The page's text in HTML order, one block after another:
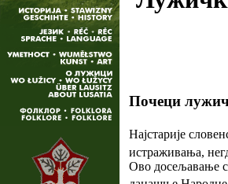
Почеци
Најстарије
истраживања,
Ово досељавање